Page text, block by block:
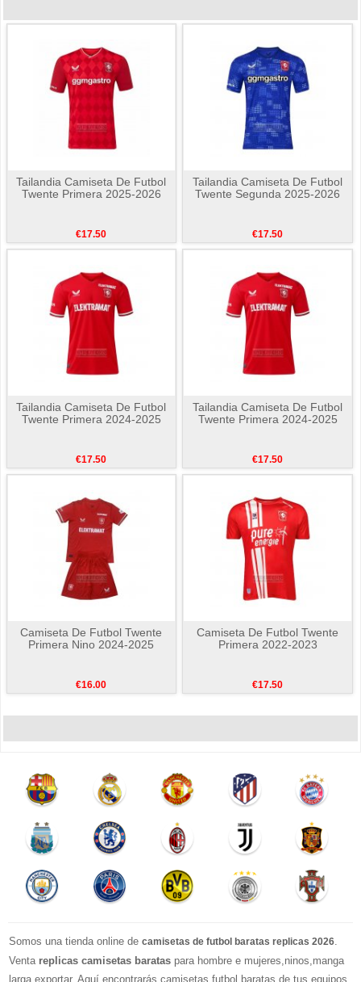
Tailandia Camiseta De Futbol
Twente Primera 2025-2026
€17.50
Tailandia Camiseta De Futbol
Twente Segunda 2025-2026
€17.50
Tailandia Camiseta De Futbol
Twente Primera 2024-2025
€17.50
Tailandia Camiseta De Futbol
Twente Primera 2024-2025
€17.50
Camiseta De Futbol Twente
Primera Nino 2024-2025
€16.00
Camiseta De Futbol Twente
Primera 2022-2023
€17.50
Somos una tienda online de camisetas de futbol baratas replicas 2026
Venta replicas camisetas baratas para hombre e mujeres,ninos,manga
larga exportar. Aquí encontrarás camisetas futbol baratas de tus equipos